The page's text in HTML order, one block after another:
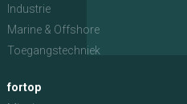
Industrie
Marine & Offshore
Toegangstechniek
fortop